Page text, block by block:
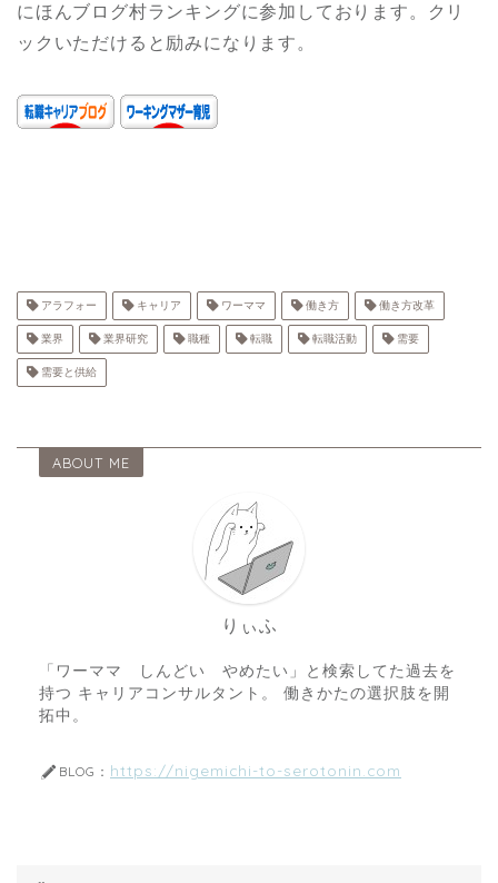
にほんブログ村ランキングに参加しております。クリ
ックいただけると励みになります。
アラフォー キャリア ワーママ 働き方 働き方改革
業界 業界研究 職種 転職 転職活動 需要
需要と供給
ABOUT ME
りぃふ
「ワーママ しんどい やめたい」と検索してた過去を
持つ キャリアコンサルタント。 働きかたの選択肢を開
拓中。
BLOG： https://nigemichi-to-serotonin.com